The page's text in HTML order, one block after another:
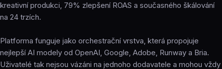
kreativní produkci, 79% zlepšení ROAS a současného škálování
na 24 trzích.
Platforma funguje jako orchestrační vrstva, která propojuje
nejlepší AI modely od OpenAI, Google, Adobe, Runway a Bria.
Uživatelé tak nejsou vázáni na jednoho dodavatele a mohou vždy